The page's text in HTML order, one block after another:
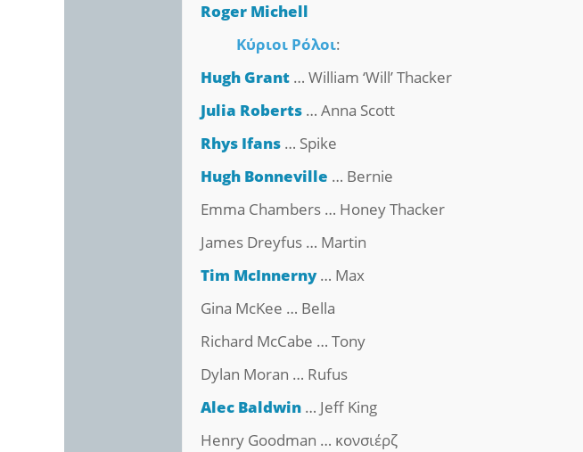
Roger Michell
Κύριοι Ρόλοι:
Hugh Grant … William ‘Will’ Thacker
Julia Roberts … Anna Scott
Rhys Ifans … Spike
Hugh Bonneville … Bernie
Emma Chambers … Honey Thacker
James Dreyfus … Martin
Tim McInnerny… Max
Gina McKee … Bella
Richard McCabe … Tony
Dylan Moran … Rufus
Alec Baldwin … Jeff King
Henry Goodman … κονσιέρζ